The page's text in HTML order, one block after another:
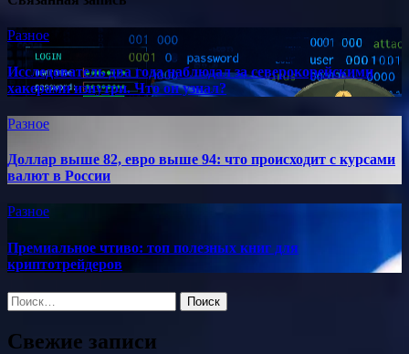
Разное
Исследователь два года наблюдал за северокорейскими
хакерами изнутри. Что он узнал?
Разное
Доллар выше 82, евро выше 94: что происходит с курсами
валют в России
Разное
Премиальное чтиво: топ полезных книг для
криптотрейдеров
Найти:
Свежие записи